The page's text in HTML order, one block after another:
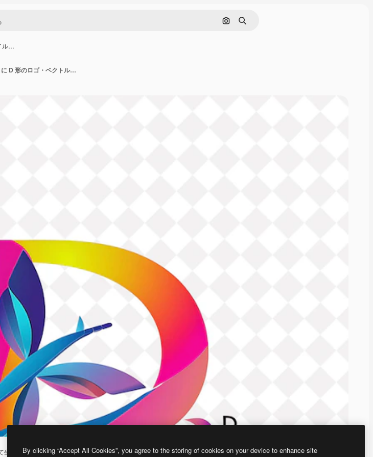
画像で検索
検索
ル…
生成されたものです。 AI画像生成ツールを使うと、あなた独自の画像を作成できます。
グラディエント・ロゴ・デザイン・スタイル・イラストに D 形のロゴ・ベクトル・デザイン
By clicking “Accept All Cookies”, you agree to the storing of cookies on your device to enhance site